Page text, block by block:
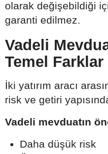
olarak değişebildiği
garanti edilmez.
Vadeli
Temel Farklar
İki yatırım aracı
risk ve getiri
Vadeli mevduatın
Daha düşük risk